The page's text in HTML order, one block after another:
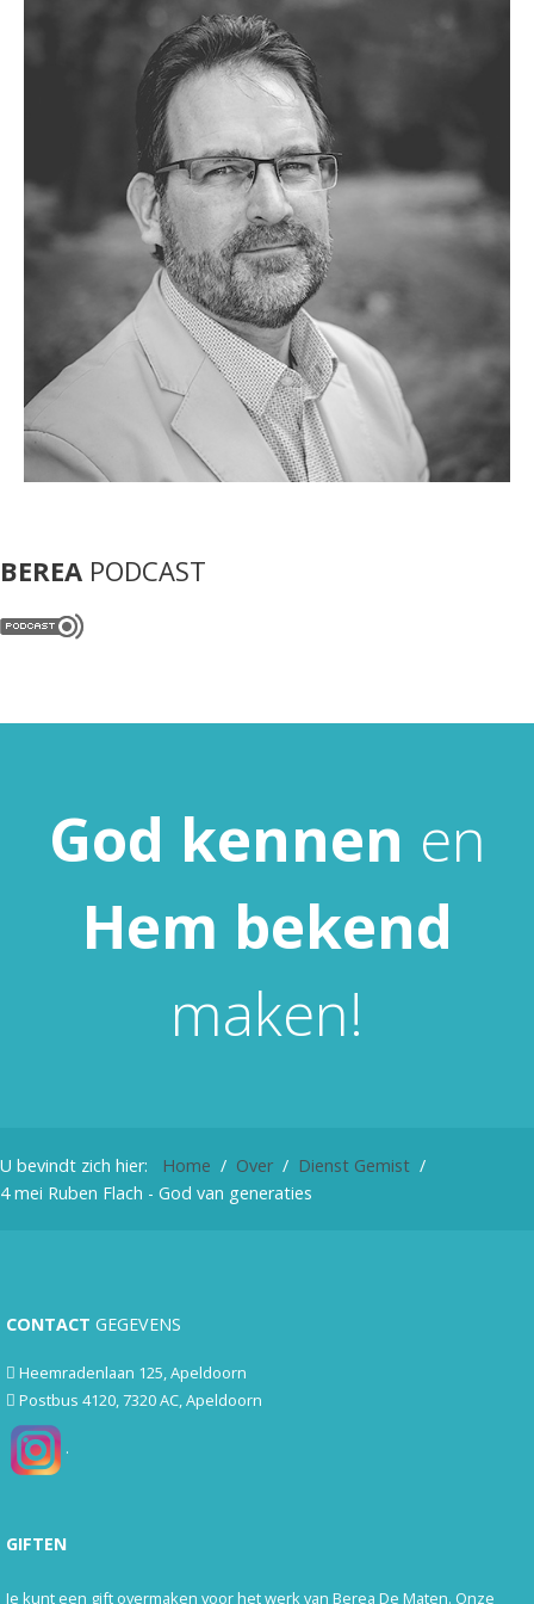
BEREA PODCAST
God kennen en
Hem bekend
maken!
U bevindt zich hier: Home Over
Dienst Gemist
4 mei Ruben Flach - God van generaties
CONTACT GEGEVENS
Heemradenlaan 125, Apeldoorn
Postbus 4120, 7320 AC, Apeldoorn
.
GIFTEN
Je kunt een gift overmaken voor het werk van Berea De Maten. Onze